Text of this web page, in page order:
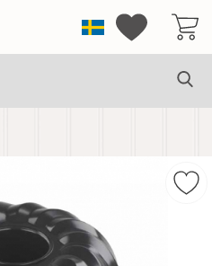
NostalgiskaSverigeMina